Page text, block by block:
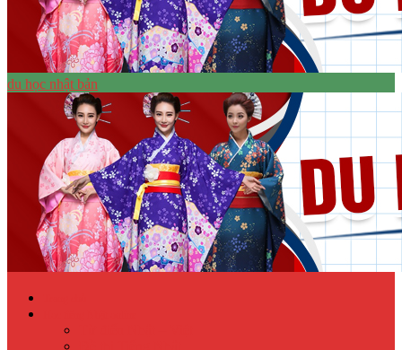
du học nhật bản